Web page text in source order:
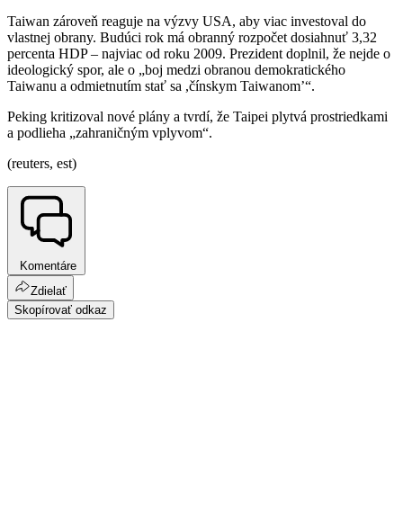
Taiwan zároveň reaguje na výzvy USA, aby viac investoval do
vlastnej obrany. Budúci rok má obranný rozpočet dosiahnuť 3,32
percenta HDP – najviac od roku 2009. Prezident doplnil, že nejde o
ideologický spor, ale o „boj medzi obranou demokratického
Taiwanu a odmietnutím stať sa ,čínskym Taiwanom’“.
Peking kritizoval nové plány a tvrdí, že Taipei plytvá prostriedkami
a podlieha „zahraničným vplyvom“.
(reuters, est)
Komentáre
Zdielať
Skopírovať odkaz